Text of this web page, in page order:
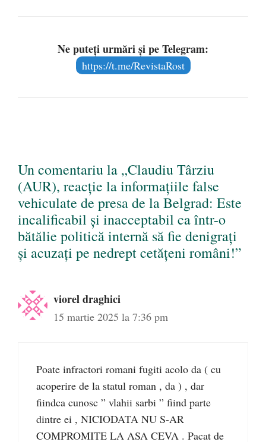
Ne puteți urmări și pe Telegram:
https://t.me/RevistaRost
Un comentariu la „Claudiu Târziu
(AUR), reacție la informațiile false
vehiculate de presa de la Belgrad: Este
incalificabil și inacceptabil ca într-o
bătălie politică internă să fie denigrați
și acuzați pe nedrept cetățeni români!”
viorel draghici
15 martie 2025 la 7:36 pm
Poate infractori romani fugiti acolo da ( cu
acoperire de la statul roman , da ) , dar
fiindca cunosc ” vlahii sarbi ” fiind parte
dintre ei , NICIODATA NU S-AR
COMPROMITE LA ASA CEVA . Pacat de